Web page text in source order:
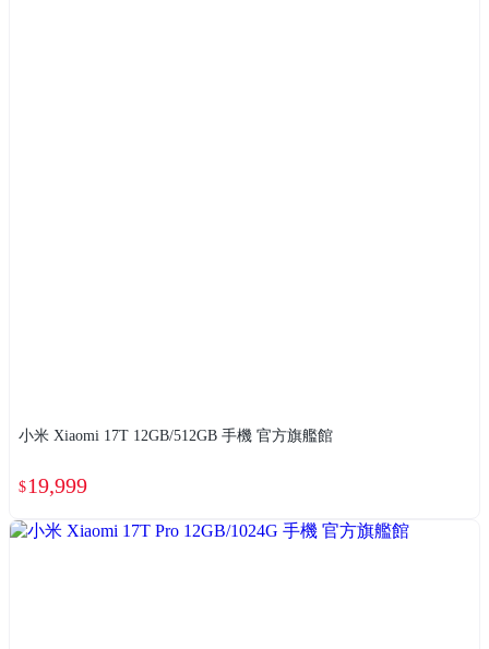
小米 Xiaomi 17T 12GB/512GB 手機 官方旗艦館
$19,999